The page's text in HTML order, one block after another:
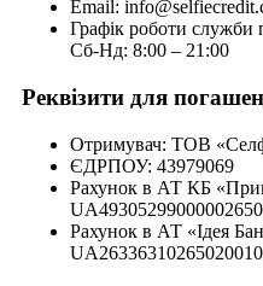
Email:
Графік роботи
Сб-Нд: 8:00 – 21:00
Реквізити для
Отримувач: ТОВ
ЄДРПОУ: 43979069
Рахунок в АТ КБ
Рахунок в АТ «Ідея